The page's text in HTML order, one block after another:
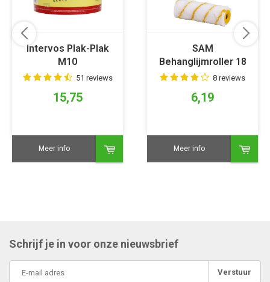
Intervos Plak-Plak
M10
51 reviews
15,75
Meer info
SAM
Behanglijmroller 18
cm 8 reviews
6,19
Meer info
Schrijf je in voor onze nieuwsbrief
Verstuur